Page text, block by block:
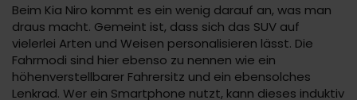
Beim Kia Niro kommt es ein wenig darauf an, was man
draus macht. Gemeint ist, dass sich das SUV auf
vielerlei Arten und Weisen personalisieren lässt. Die
Fahrmodi sind hier ebenso zu nennen wie ein
höhenverstellbarer Fahrersitz und ein ebensolches
Lenkrad. Wer ein Smartphone nutzt, kann dieses induktiv